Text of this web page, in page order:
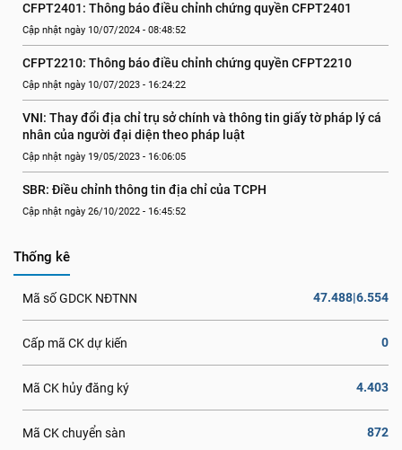
CFPT2401: Thông báo điều chỉnh chứng quyền CFPT2401
Cập nhật ngày 10/07/2024 - 08:48:52
CFPT2210: Thông báo điều chỉnh chứng quyền CFPT2210
Cập nhật ngày 10/07/2023 - 16:24:22
VNI: Thay đổi địa chỉ trụ sở chính và thông tin giấy tờ pháp lý cá
nhân của người đại diện theo pháp luật
Cập nhật ngày 19/05/2023 - 16:06:05
SBR: Điều chỉnh thông tin địa chỉ của TCPH
Cập nhật ngày 26/10/2022 - 16:45:52
Thống kê
Mã số GDCK NĐTNN 47.488|6.554
Cấp mã CK dự kiến 0
Mã CK hủy đăng ký 4.403
Mã CK chuyển sàn 872